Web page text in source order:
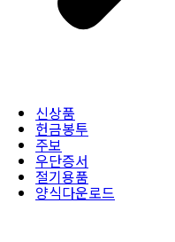
신상품
헌금봉투
주보
우단증서
절기용품
양식다운로드